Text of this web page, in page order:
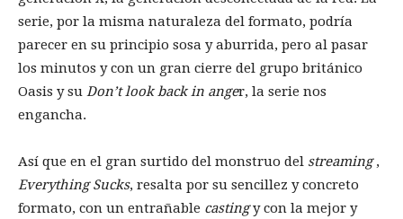
serie, por la misma naturaleza del formato, podría
parecer en su principio sosa y aburrida, pero al pasar
los minutos y con un gran cierre del grupo británico
Oasis y su Don’t look back in anger, la serie nos
engancha.
Así que en el gran surtido del monstruo del streaming,
Everything Sucks, resalta por su sencillez y concreto
formato, con un entrañable castingy con la mejor y